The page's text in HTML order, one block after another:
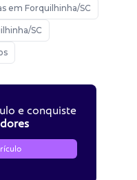
em Forquilhinha/SC
SC
e conquiste